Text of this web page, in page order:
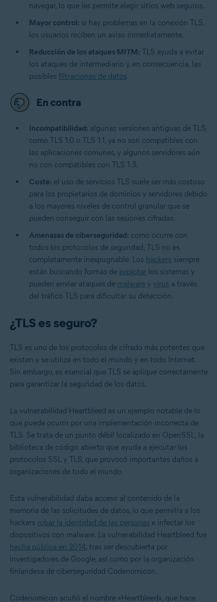
navegar, lo que les permite elegir sitios web seguros.
Mayor control: si hay problemas en la conexión TLS,
los usuarios reciben un aviso inmediatamente.
Reducción de los ataques MITM: TLS ayuda a evitar
los ataques de intermediario y, en consecuencia, las
posibles filtraciones de datos.
En contra
Incompatibilidad: algunas versiones antiguas de TLS,
como TLS 1.0 o TLS 1.1, ya no son compatibles con
las aplicaciones comunes, y algunos servidores aún
no con compatibles con TLS 1.3.
Coste: el uso de servicios TLS suele ser más costoso
para los propietarios de dominios y servidores debido
a los mayores niveles de control granular que se
pueden conseguir con las sesiones cifradas.
Amenazas de ciberseguridad: como ocurre con
todos los protocolos de seguridad, TLS no es
completamente inexpugnable. Los hackers siempre
están buscando formas de explotar los sistemas y
pueden enviar ataques de malware y virus a través
del tráfico TLS para dificultar su detección.
¿TLS es seguro?
TLS es uno de los protocolos de cifrado más potentes que
existen y se utiliza en todo el mundo y en todo Internet.
Sin embargo, es esencial que TLS se aplique correctamente
para garantizar la seguridad de los datos.
La vulnerabilidad Heartbleed es un ejemplo notable de lo
que puede ocurrir por una implementación incorrecta de
TLS. Se trata de un punto débil localizado en OpenSSL, la
biblioteca de código abierto que ayuda a ejecutar los
protocolos SSL y TLS, que provocó importantes daños a
organizaciones de todo el mundo.
Esta vulnerabilidad daba acceso al contenido de la
memoria de las solicitudes de datos, lo que permitía a los
hackers robar la identidad de las personas e infectar los
dispositivos con malware. La vulnerabilidad Heartbleed fue
hecha pública en 2014, tras ser descubierta por
investigadores de Google, así como por la organización
finlandesa de ciberseguridad Codenomicon.
Codenomicon acuñó el nombre «Heartbleed», que hace